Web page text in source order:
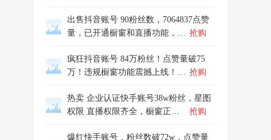
出售抖音账号 90粉丝数，7064837点赞
量，已开通橱窗和直播功能，… 抢购
疯狂抖音账号 84万粉丝！点赞量破75
万！违规橱窗功能震撼上线！… 抢购
热卖 企业认证快手账号38w粉丝，星图
权限 直播权限齐全，橱窗正…
抢购
爆红快手账号，粉丝数破72w，点赞量